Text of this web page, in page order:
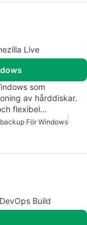
Live
som
av hårddiskar.
flexibel…
För Windows
Build